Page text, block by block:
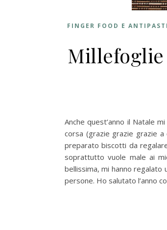
FINGER FOOD E ANTIPASTI
Anche quest’anno il Natale
corsa (grazie grazie grazie
preparato biscotti da
soprattutto vuole male ai
bellissima, mi hanno regalato
persone. Ho salutato l’anno